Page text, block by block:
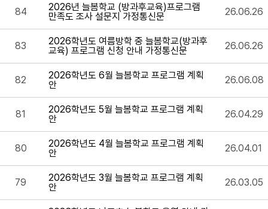
84
2026년 늘봄학교 (방과후교육)프로그램
만족도 조사 설문지 가정통신문
26.06.26
83
2026학년도 여름방학 중 늘봄학교(방과후
교육) 프로그램 신청 안내 가정통신문
26.06.26
82
2026학년도 6월 늘봄학교 프로그램 계획
안
26.06.08
81
2026학년도 5월 늘봄학교 프로그램 계획
안
26.04.29
80
2026학년도 4월 늘봄학교 프로그램 계획
안
26.04.01
79
2026학년도 3월 늘봄학교 프로그램 계획
안
26.03.05